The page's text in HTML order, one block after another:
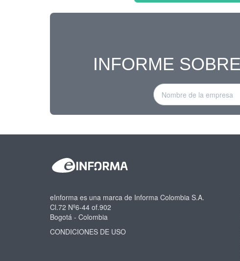
INFORME
eInforma es una marca de Informa Colombia S.A.
Cl.72 Nº6-44 of.902
Bogotá - Colombia
CONDICIONES DE USO